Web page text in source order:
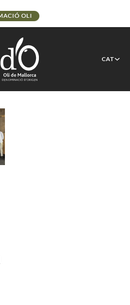
CAT
Closos de Can
Gaià